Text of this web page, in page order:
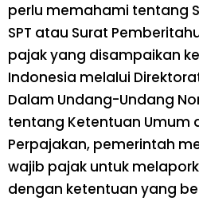
perlu memahami tentang
SPT atau Surat
pajak yang disampaikan
Indonesia melalui
Dalam Undang-Undang
tentang Ketentuan Umum
Perpajakan, pemerintah
wajib pajak untuk
dengan ketentuan yang